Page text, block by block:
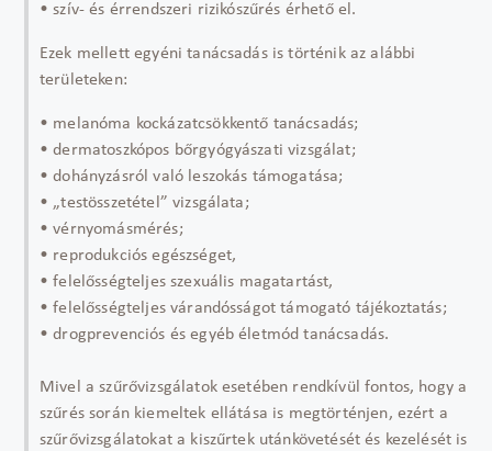
• szív- és érrendszeri rizikószűrés érhető el.
Ezek mellett egyéni tanácsadás is történik az alábbi
területeken:
• melanóma kockázatcsökkentő tanácsadás;
• dermatoszkópos bőrgyógyászati vizsgálat;
• dohányzásról való leszokás támogatása;
• „testösszetétel” vizsgálata;
• vérnyomásmérés;
• reprodukciós egészséget,
• felelősségteljes szexuális magatartást,
• felelősségteljes várandósságot támogató tájékoztatás;
• drogprevenciós és egyéb életmód tanácsadás.
Mivel a szűrővizsgálatok esetében rendkívül fontos, hogy a
szűrés során kiemeltek ellátása is megtörténjen, ezért a
szűrővizsgálatokat a kiszűrtek utánkövetését és kezelését is